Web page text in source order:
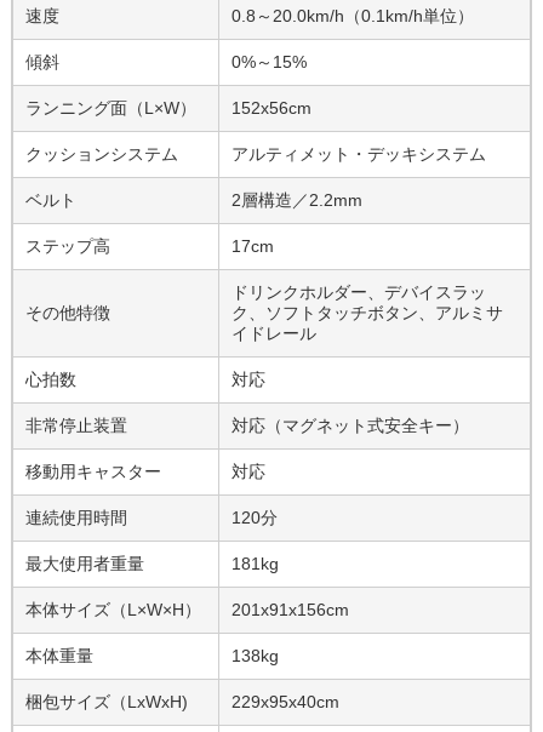
速度 0.8～20.0km/h（0.1km/h単位）
傾斜 0%～15%
ランニング面（L×W） 152x56cm
クッションシステム アルティメット・デッキシステム
ベルト 2層構造／2.2mm
ステップ高 17cm
その他特徴
ドリンクホルダー、デバイスラッ
ク、ソフトタッチボタン、アルミサ
イドレール
心拍数 対応
非常停止装置 対応（マグネット式安全キー）
移動用キャスター 対応
連続使用時間 120分
最大使用者重量 181kg
本体サイズ（L×W×H） 201x91x156cm
本体重量 138kg
梱包サイズ（LxWxH) 229x95x40cm